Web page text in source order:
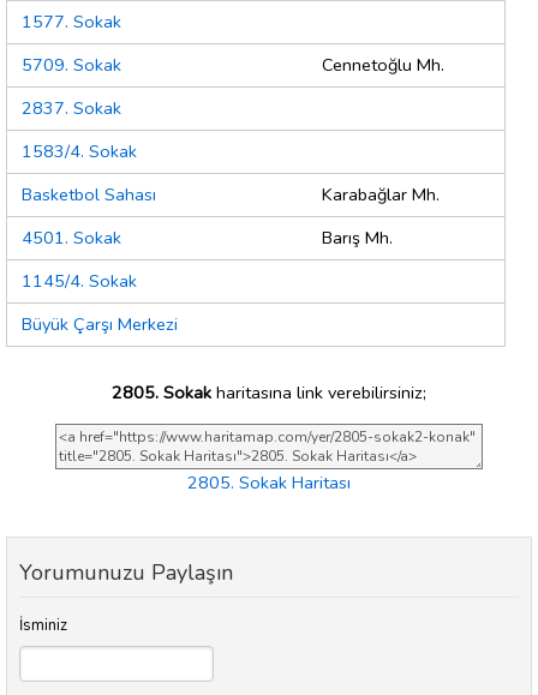
1577. Sokak
5709. Sokak
Cennetoğlu Mh.
2837. Sokak
1583/4. Sokak
Basketbol Sahası
Karabağlar Mh.
4501. Sokak
Barış Mh.
1145/4. Sokak
Büyük Çarşı Merkezi
2805. Sokak haritasına link verebilirsiniz;
2805. Sokak Haritası
Yorumunuzu Paylaşın
İsminiz